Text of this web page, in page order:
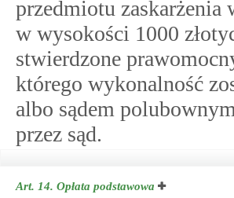
przedmiotu zaskarżenia
w wysokości 1000
stwierdzone
którego wykonalność
albo sądem
przez sąd.
Art. 14. Opłata podstawowa